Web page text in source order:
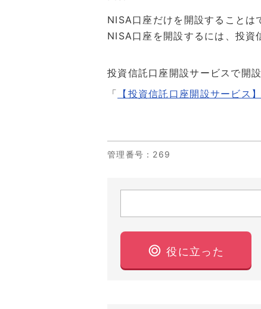
NISA口座だけを開設することは
NISA口座を開設するには、投資
投資信託口座開設サービスで開
「
【投資信託口座開設サービス
管理番号 ：269
役に立った